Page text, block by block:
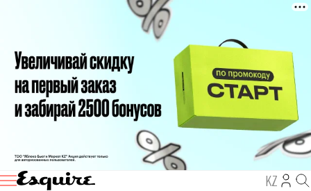
KZ